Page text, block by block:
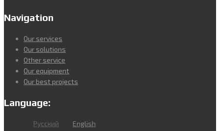
Navigation
Our services
Our solutions
Other service
Our equipment
Our best projects
Language:
Русский English